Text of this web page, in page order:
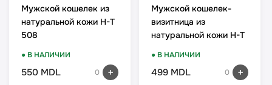
Мужской кошелек из
натуральной кожи H-T
508
● В НАЛИЧИИ
550 MDL 0
Мужской кошелек-
визитница из
натуральной кожи H-T
● В НАЛИЧИИ
499 MDL 0